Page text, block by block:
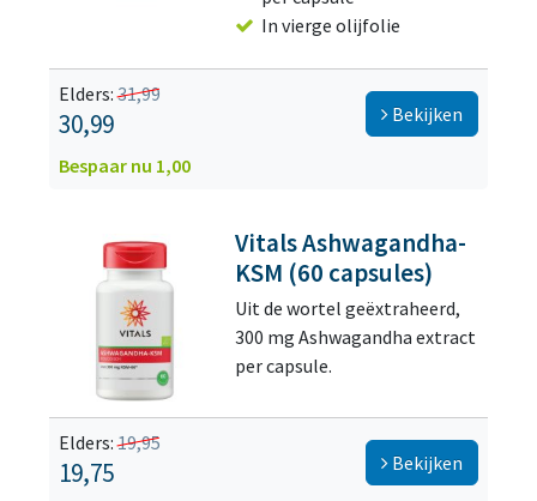
In vierge olijfolie
Elders:31,99
30,99
Bespaar nu 1,00
Bekijken
Vitals Ashwagandha-
KSM (60 capsules)
Uit de wortel geëxtraheerd,
300 mg Ashwagandha extract
per capsule.
Elders:19,95
19,75 Bekijken